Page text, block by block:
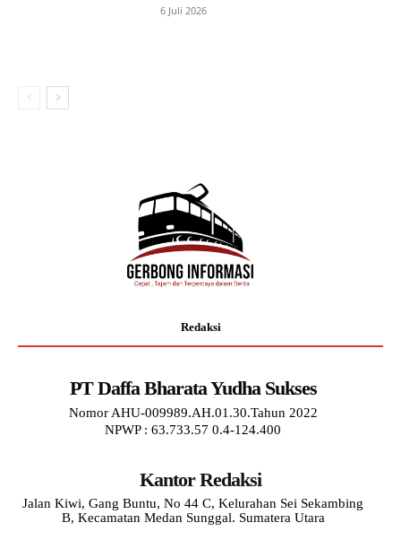
6 Juli 2026
Redaksi
PT Daffa Bharata Yudha Sukses
Nomor AHU-009989.AH.01.30.Tahun 2022
NPWP : 63.733.57 0.4-124.400
Kantor Redaksi
Jalan Kiwi, Gang Buntu, No 44 C, Kelurahan Sei Sekambing
B, Kecamatan Medan Sunggal. Sumatera Utara